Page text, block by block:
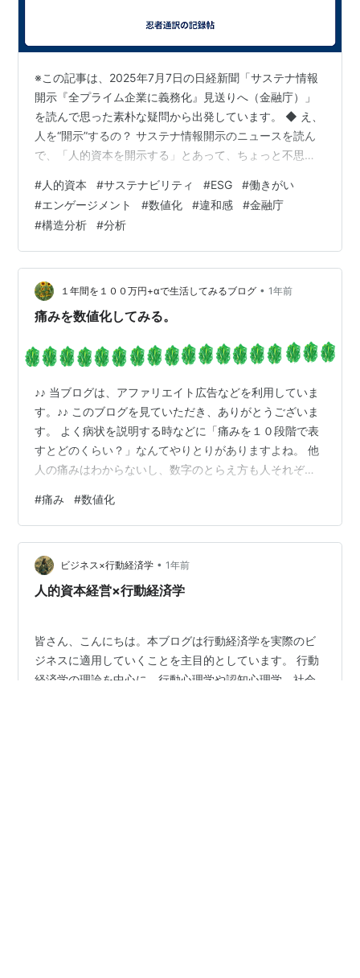
※この記事は、2025年7月7日の日経新聞「サステナ情報
開示『全プライム企業に義務化』見送りへ（金融庁）」
を読んで思った素朴な疑問から出発しています。 ◆ え、
人を“開示”するの？ サステナ情報開示のニュースを読ん
で、「人的資本を開示する」とあって、ちょっと不思議
か。 環境対策や財務情報を開示するのは分かる。でも
「人をどう扱ってますか？」を企業が外に向けて語るっ
て、ちょっと変わってる気がした。 ◆ 人的資本って、ど
こにあるの？ 調べてみると、人的資本というのは「人材
を資産と捉える考え方」だそうだ。 たとえば： 教育研修
にいくら使ってるか 離…
#人的資本 #サステナビリティ #ESG #働きがい
#エンゲージメント #数値化 #違和感 #金融庁
#構造分析 #分析
１年間を１００万円+αで生活してみるブログ • 1年前
痛みを数値化してみる。
♪♪ 当ブログは、アファリエイト広告などを利用していま
す。♪♪ このブログを見ていただき、ありがとうございま
す。 よく病状を説明する時などに「痛みを１０段階で表
すとどのくらい？」なんてやりとりがありますよね。 他
人の痛みはわからないし、数字のとらえ方も人それぞれ
で、自分の過去の痛みを数値化してみましょう。私はあ
まり大きなけがをしたことがないので参考データが少な
いかもしれません。 レベル１０ これは生命の危険レベル
なのでないことにしましょう。 レベル９ 鼻腔（鼻の奥の
ポケット？）って左右３か所くらいずつあるとおもうん
#痛み #数値化
ビジネス×行動経済学 • 1年前
人的資本経営×行動経済学